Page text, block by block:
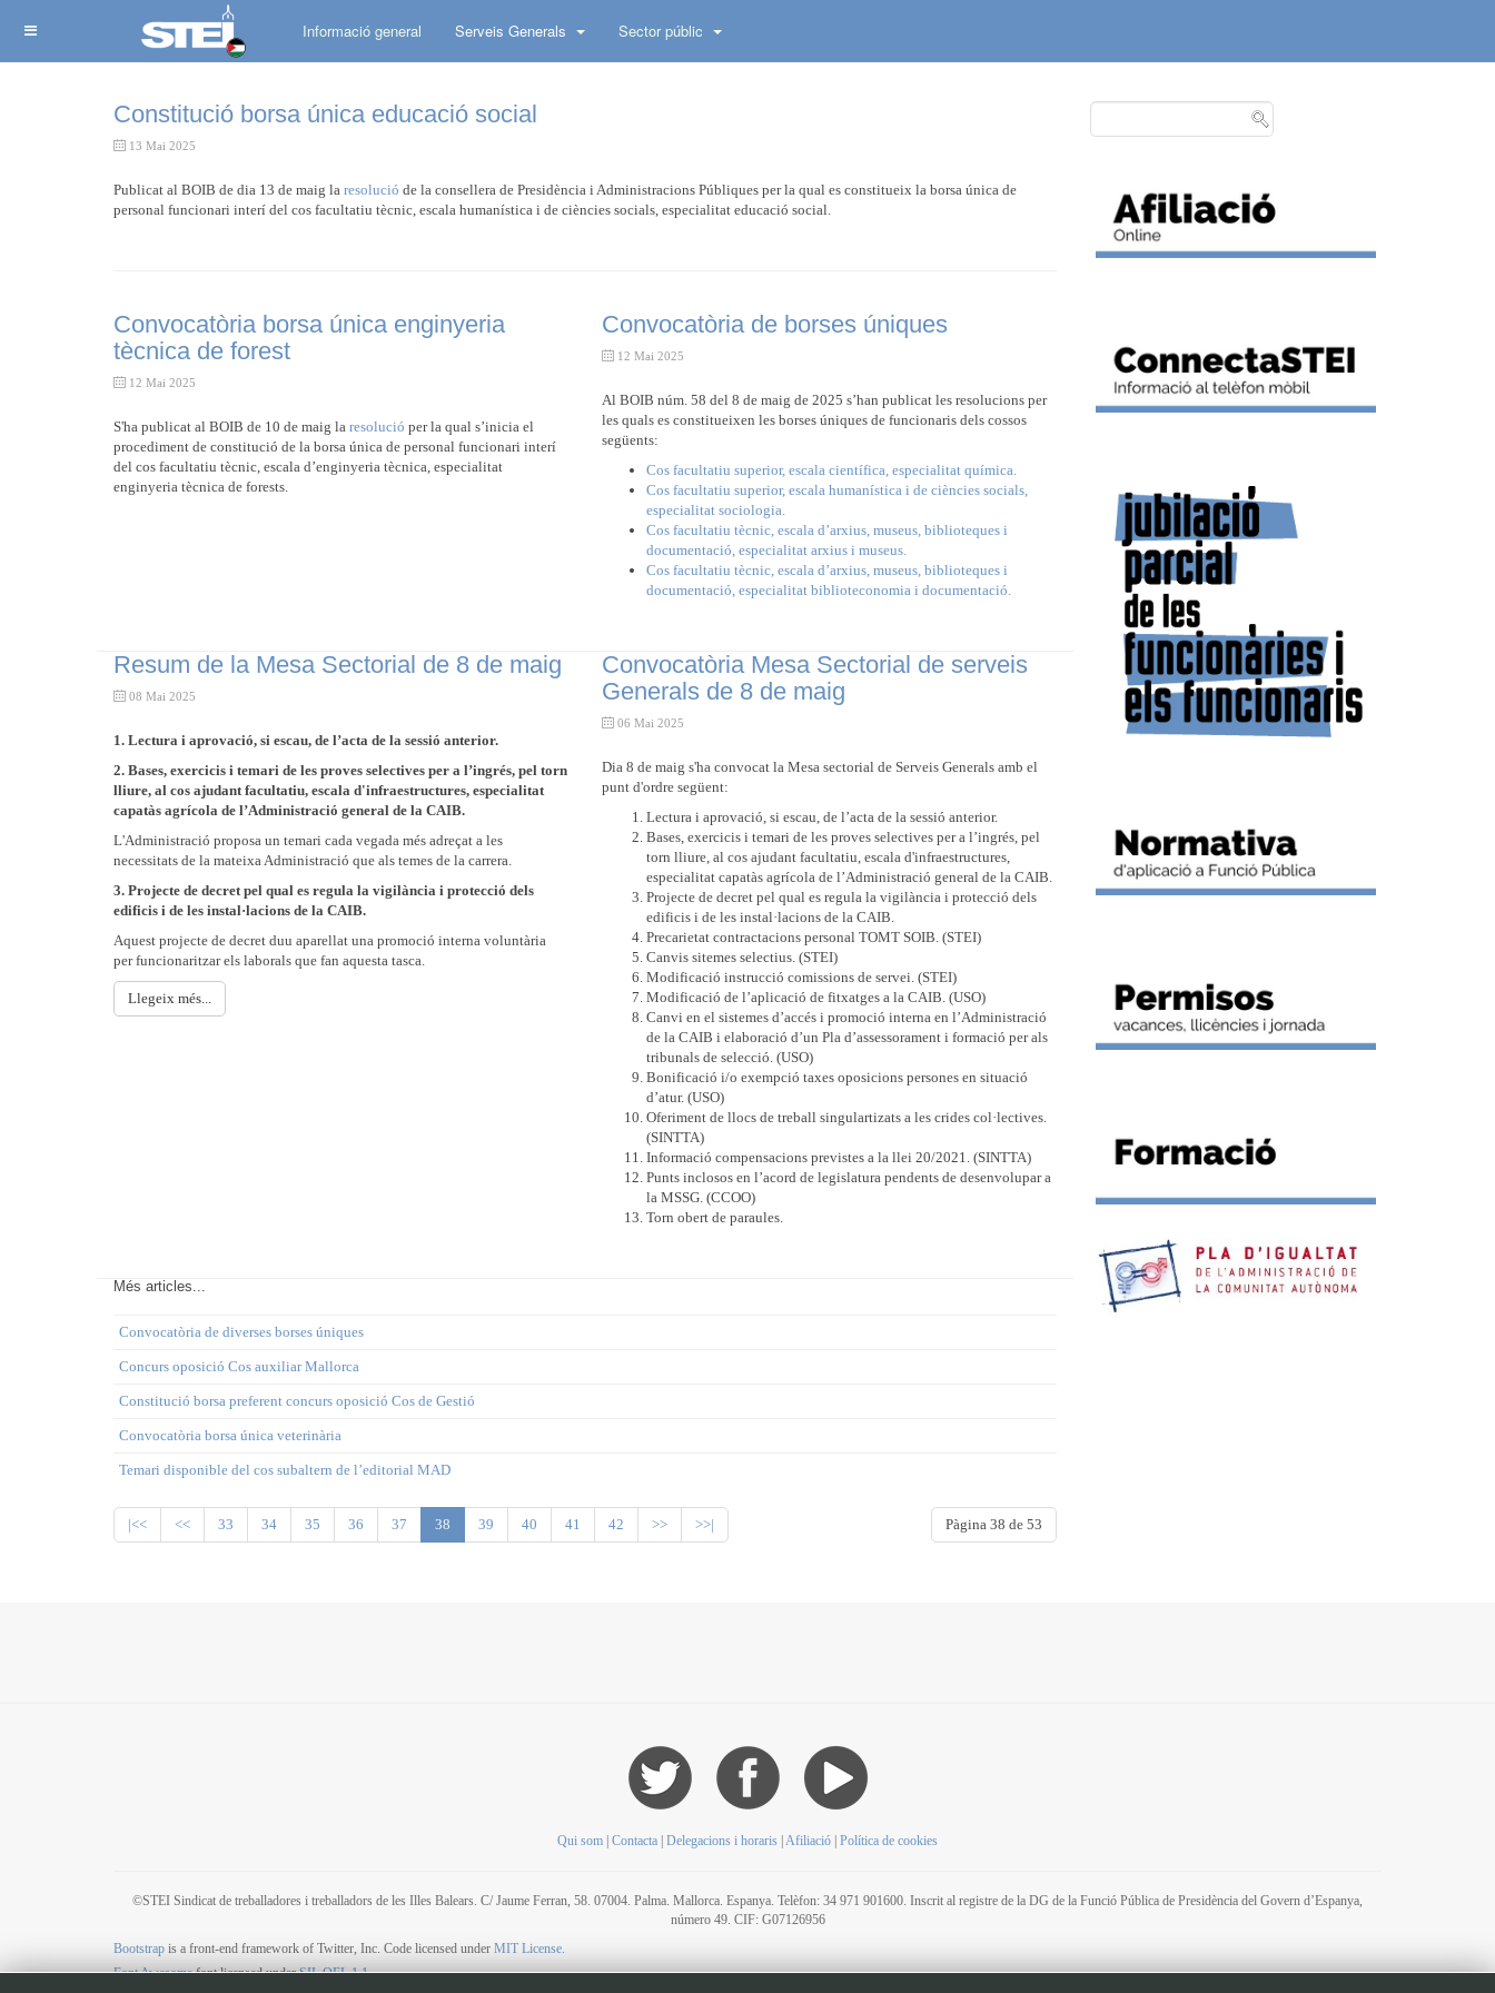
Informació general Serveis Generals Sector públic
Constitució borsa única educació social
13 Mai 2025
Publicat al BOIB de dia 13 de maig la resolució de la consellera de Presidència i Administracions Públiques per la qual es constitueix la borsa única de
personal funcionari interí del cos facultatiu tècnic, escala humanística i de ciències socials, especialitat educació social.
Convocatòria borsa única enginyeria
tècnica de forest
12 Mai 2025
S'ha publicat al BOIB de 10 de maig la resolució per la qual s’inicia el
procediment de constitució de la borsa única de personal funcionari interí
del cos facultatiu tècnic, escala d’enginyeria tècnica, especialitat
enginyeria tècnica de forests.
Convocatòria de borses úniques
12 Mai 2025
Al BOIB núm. 58 del 8 de maig de 2025 s’han publicat les resolucions per
les quals es constitueixen les borses úniques de funcionaris dels cossos
següents:
Cos facultatiu superior, escala científica, especialitat química.
Cos facultatiu superior, escala humanística i de ciències socials,
especialitat sociologia.
Cos facultatiu tècnic, escala d’arxius, museus, biblioteques i
documentació, especialitat arxius i museus.
Cos facultatiu tècnic, escala d’arxius, museus, biblioteques i
documentació, especialitat biblioteconomia i documentació.
Resum de la Mesa Sectorial de 8 de maig
08 Mai 2025
1. Lectura i aprovació, si escau, de l’acta de la sessió anterior.
2. Bases, exercicis i temari de les proves selectives per a l’ingrés, pel torn
lliure, al cos ajudant facultatiu, escala d'infraestructures, especialitat
capatàs agrícola de l’Administració general de la CAIB.
L'Administració proposa un temari cada vegada més adreçat a les
necessitats de la mateixa Administració que als temes de la carrera.
3. Projecte de decret pel qual es regula la vigilància i protecció dels
edificis i de les instal·lacions de la CAIB.
Aquest projecte de decret duu aparellat una promoció interna voluntària
per funcionaritzar els laborals que fan aquesta tasca.
Llegeix més...
Convocatòria Mesa Sectorial de serveis
Generals de 8 de maig
06 Mai 2025
Dia 8 de maig s'ha convocat la Mesa sectorial de Serveis Generals amb el
punt d'ordre següent:
Lectura i aprovació, si escau, de l’acta de la sessió anterior.
Bases, exercicis i temari de les proves selectives per a l’ingrés, pel
torn lliure, al cos ajudant facultatiu, escala d'infraestructures,
especialitat capatàs agrícola de l’Administració general de la CAIB.
Projecte de decret pel qual es regula la vigilància i protecció dels
edificis i de les instal·lacions de la CAIB.
Precarietat contractacions personal TOMT SOIB. (STEI)
Canvis sitemes selectius. (STEI)
Modificació instrucció comissions de servei. (STEI)
Modificació de l’aplicació de fitxatges a la CAIB. (USO)
Canvi en el sistemes d’accés i promoció interna en l’Administració
de la CAIB i elaboració d’un Pla d’assessorament i formació per als
tribunals de selecció. (USO)
Bonificació i/o exempció taxes oposicions persones en situació
d’atur. (USO)
Oferiment de llocs de treball singulartizats a les crides col·lectives.
(SINTTA)
Informació compensacions previstes a la llei 20/2021. (SINTTA)
Punts inclosos en l’acord de legislatura pendents de desenvolupar a
la MSSG. (CCOO)
Torn obert de paraules.
Més articles...
Convocatòria de diverses borses úniques
Concurs oposició Cos auxiliar Mallorca
Constitució borsa preferent concurs oposició Cos de Gestió
Convocatòria borsa única veterinària
Temari disponible del cos subaltern de l’editorial MAD
Pàgina 38 de 53
|<< << 33 34 35 36 37 38 39 40 41 42 >> >>|
Qui som Contacta Delegacions i horaris Afiliació Política de cookies
©STEI Sindicat de treballadores i treballadors de les Illes Balears. C/ Jaume Ferran, 58. 07004. Palma. Mallorca. Espanya. Telèfon: 34 971 901600. Inscrit al registre de la DG de la Funció Pública de Presidència del Govern d’Espanya,
número 49. CIF: G07126956
Bootstrap is a front-end framework of Twitter, Inc. Code licensed under MIT License.
Font Awesomefont licensed underSIL OFL 1.1.